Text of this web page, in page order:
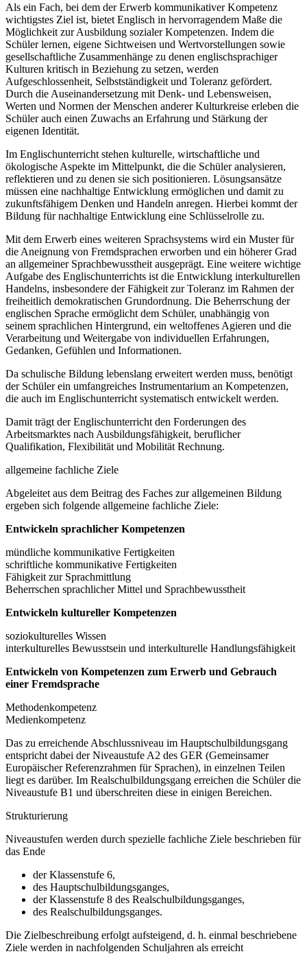
Als ein Fach, bei dem der Erwerb kommunikativer Kompetenz
wichtigstes Ziel ist, bietet Englisch in hervorragendem Maße die
Möglichkeit zur Ausbildung sozialer Kompetenzen. Indem die
Schüler lernen, eigene Sichtweisen und Wertvorstellungen sowie
gesellschaftliche Zusammenhänge zu denen englischsprachiger
Kulturen kritisch in Beziehung zu setzen, werden
Aufgeschlossenheit, Selbstständigkeit und Toleranz gefördert.
Durch die Auseinandersetzung mit Denk- und Lebensweisen,
Werten und Normen der Menschen anderer Kulturkreise erleben die
Schüler auch einen Zuwachs an Erfahrung und Stärkung der
eigenen Identität.
Im Englischunterricht stehen kulturelle, wirtschaftliche und
ökologische Aspekte im Mittelpunkt, die die Schüler analysieren,
reflektieren und zu denen sie sich positionieren. Lösungsansätze
müssen eine nachhaltige Entwicklung ermöglichen und damit zu
zukunftsfähigem Denken und Handeln anregen. Hierbei kommt der
Bildung für nachhaltige Entwicklung eine Schlüsselrolle zu.
Mit dem Erwerb eines weiteren Sprachsystems wird ein Muster für
die Aneignung von Fremdsprachen erworben und ein höherer Grad
an allgemeiner Sprachbewusstheit ausgeprägt. Eine weitere wichtige
Aufgabe des Englischunterrichts ist die Entwicklung interkulturellen
Handelns, insbesondere der Fähigkeit zur Toleranz im Rahmen der
freiheitlich demokratischen Grundordnung. Die Beherrschung der
englischen Sprache ermöglicht dem Schüler, unabhängig von
seinem sprachlichen Hintergrund, ein weltoffenes Agieren und die
Verarbeitung und Weitergabe von individuellen Erfahrungen,
Gedanken, Gefühlen und Informationen.
Da schulische Bildung lebenslang erweitert werden muss, benötigt
der Schüler ein umfangreiches Instrumentarium an Kompetenzen,
die auch im Englischunterricht systematisch entwickelt werden.
Damit trägt der Englischunterricht den Forderungen des
Arbeitsmarktes nach Ausbildungsfähigkeit, beruflicher
Qualifikation, Flexibilität und Mobilität Rechnung.
allgemeine fachliche Ziele
Abgeleitet aus dem Beitrag des Faches zur allgemeinen Bildung
ergeben sich folgende allgemeine fachliche Ziele:
Entwickeln sprachlicher Kompetenzen
mündliche kommunikative Fertigkeiten
schriftliche kommunikative Fertigkeiten
Fähigkeit zur Sprachmittlung
Beherrschen sprachlicher Mittel und Sprachbewusstheit
Entwickeln kultureller Kompetenzen
soziokulturelles Wissen
interkulturelles Bewusstsein und interkulturelle Handlungsfähigkeit
Entwickeln von Kompetenzen zum Erwerb und Gebrauch
einer Fremdsprache
Methodenkompetenz
Medienkompetenz
Das zu erreichende Abschlussniveau im Hauptschulbildungsgang
entspricht dabei der Niveaustufe A2 des GER (Gemeinsamer
Europäischer Referenzrahmen für Sprachen), in einzelnen Teilen
liegt es darüber. Im Realschulbildungsgang erreichen die Schüler die
Niveaustufe B1 und überschreiten diese in einigen Bereichen.
Strukturierung
Niveaustufen werden durch spezielle fachliche Ziele beschrieben für
das Ende
der Klassenstufe 6,
des Hauptschulbildungsganges,
der Klassenstufe 8 des Realschulbildungsganges,
des Realschulbildungsganges.
Die Zielbeschreibung erfolgt aufsteigend, d. h. einmal beschriebene
Ziele werden in nachfolgenden Schuljahren als erreicht